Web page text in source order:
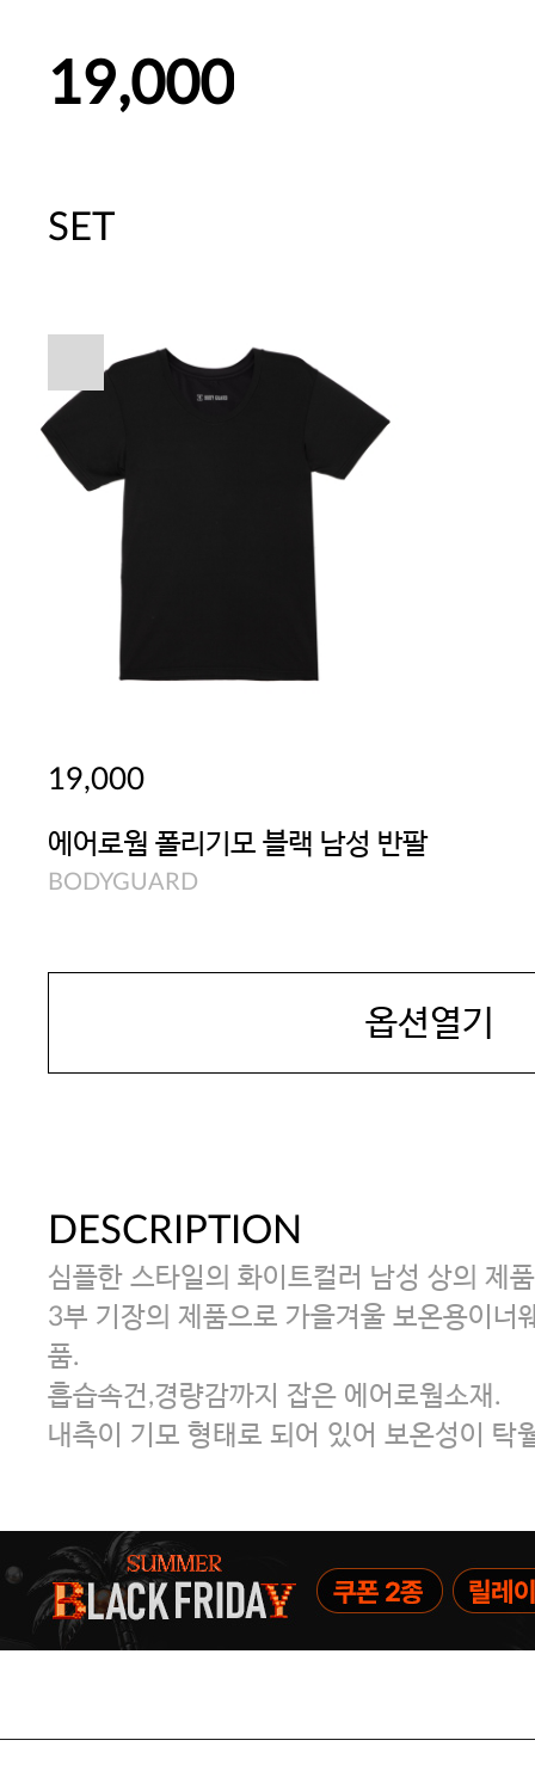
19,000
주말특가 20%(8.7~8.9)/5만원 이
[썸머블프] 2만원 할인 쿠폰(8.1~31)
SET
19,000
에어로웜 폴리기모 블랙 남성 반팔
BODYGUARD
옵션열기
DESCRIPTION
심플한 스타일의 화이트컬러 남성 상의 제
3부 기장의 제품으로 가을겨울 보온용이너
품.
흡습속건,경량감까지 잡은 에어로웜소재.
내측이 기모 형태로 되어 있어 보온성이 탁